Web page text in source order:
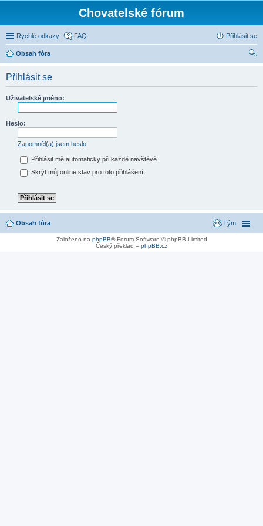
Chovatelské fórum
Rychlé odkazy FAQ Přihlásit se
Obsah fóra
Přihlásit se
Uživatelské jméno:
Heslo:
Zapomněl(a) jsem heslo
Přihlásit mě automaticky při každé návštěvě
Skrýt můj online stav pro toto přihlášení
Obsah fóra Tým
Založeno na phpBB® Forum Software © phpBB Limited
Český překlad – phpBB.cz